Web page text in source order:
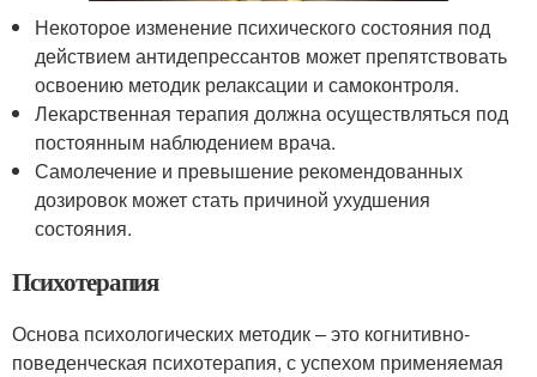
Некоторое изменение психического состояния под
действием антидепрессантов может препятствовать
освоению методик релаксации и самоконтроля.
Лекарственная терапия должна осуществляться под
постоянным наблюдением врача.
Самолечение и превышение рекомендованных
дозировок может стать причиной ухудшения
состояния.
Психотерапия
Основа психологических методик – это когнитивно-
поведенческая психотерапия, с успехом применяемая